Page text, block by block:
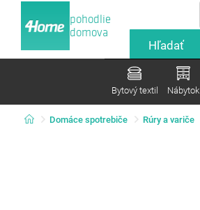
pohodlie
domova
Bytový textil Nábytok
Domáce spotrebiče Rúry a variče